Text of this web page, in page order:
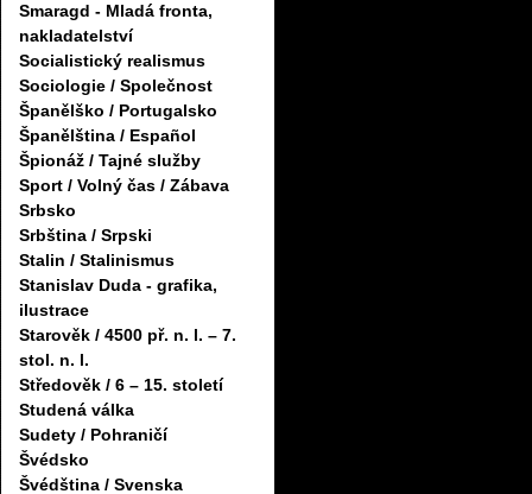
Smaragd - Mladá fronta,
nakladatelství
Socialistický realismus
Sociologie / Společnost
Španělško / Portugalsko
Španělština / Español
Špionáž / Tajné služby
Sport / Volný čas / Zábava
Srbsko
Srbština / Srpski
Stalin / Stalinismus
Stanislav Duda - grafika,
ilustrace
Starověk / 4500 př. n. l. – 7.
stol. n. l.
Středověk / 6 – 15. století
Studená válka
Sudety / Pohraničí
Švédsko
Švédština / Svenska